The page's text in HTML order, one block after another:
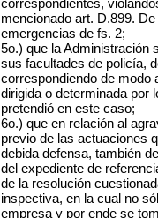
correspondientes,
mencionado art. D.899.
emergencias de fs. 2;
5o.) que la Administración
sus facultades de policía,
correspondiendo de modo
dirigida o determinada por
pretendió en este caso;
6o.) que en relación al
previo de las actuaciones
debida defensa, también
del expediente de
de la resolución
inspectiva, en la cual no
empresa y por ende se